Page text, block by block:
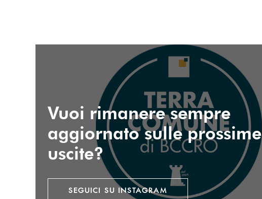
Vuoi rimanere sempre
aggiornato sulle prossime
uscite?
SEGUICI SU INSTAGRAM